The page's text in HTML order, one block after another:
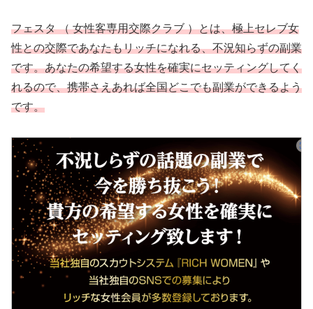
フェスタ （ 女性客専用交際クラブ ）とは、極上セレブ女
性との交際であなたもリッチになれる、不況知らずの副業
です。あなたの希望する女性を確実にセッティングしてく
れるので、携帯さえあれば全国どこでも副業ができるよう
です。